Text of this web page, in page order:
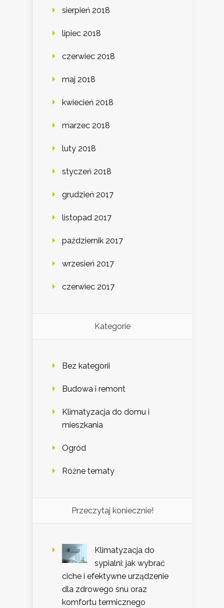
sierpień 2018
lipiec 2018
czerwiec 2018
maj 2018
kwiecień 2018
marzec 2018
luty 2018
styczeń 2018
grudzień 2017
listopad 2017
październik 2017
wrzesień 2017
czerwiec 2017
Kategorie
Bez kategorii
Budowa i remont
Klimatyzacja do domu i
mieszkania
Ogród
Różne tematy
Przeczytaj koniecznie!
Klimatyzacja do
sypialni: jak wybrać
ciche i efektywne urządzenie
dla zdrowego snu oraz
komfortu termicznego